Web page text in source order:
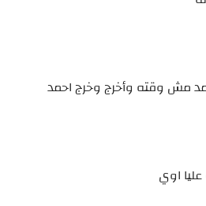
مش وقته وأخرج وخرج احمد
اوي